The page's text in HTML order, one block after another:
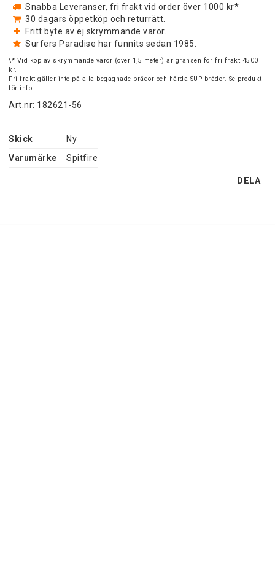
Snabba Leveranser, fri frakt vid order över 1000 kr*
30 dagars öppetköp och returrätt.
Fritt byte av ej skrymmande varor.
Surfers Paradise har funnits sedan 1985.
\* Vid köp av skrymmande varor (över 1,5 meter) är gränsen för fri frakt 4500
kr.
Fri frakt gäller inte på alla begagnade brädor och hårda SUP brädor. Se produkt
för info.
Art.nr: 182621-56
Skick
Ny
Varumärke
Spitfire
DELA